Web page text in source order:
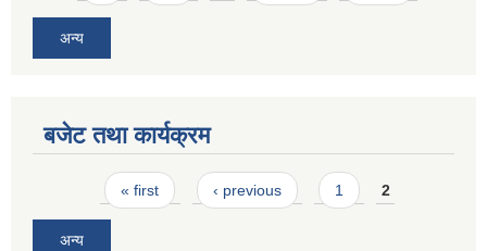
अन्य
बजेट तथा कार्यक्रम
Pages« first ‹ previous 1 2
अन्य